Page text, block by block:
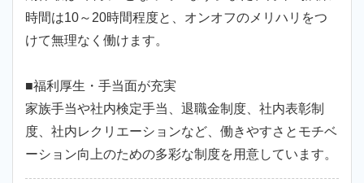
時間は10～20時間程度と、オンオフのメリハリをつ
けて無理なく働けます。
■福利厚生・手当面が充実
家族手当や社内検定手当、退職金制度、社内表彰制
度、社内レクリエーションなど、働きやすさとモチベ
ーション向上のための多彩な制度を用意しています。